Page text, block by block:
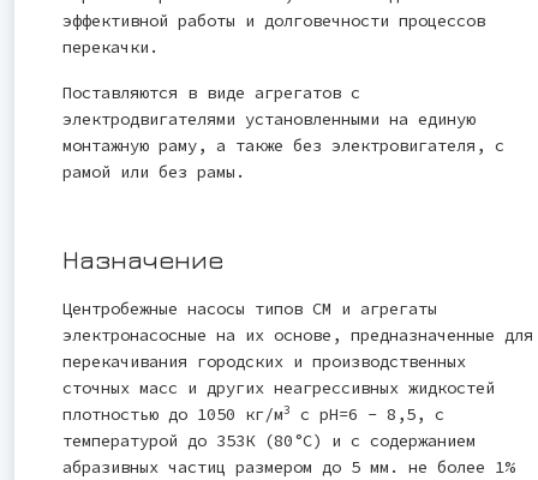
эффективной работы и долговечности процессов
перекачки.
Поставляются в виде агрегатов с
электродвигателями установленными на единую
монтажную раму, а также без электровигателя, с
рамой или без рамы.
Назначение
Центробежные насосы типов СМ и агрегаты
электронасосные на их основе, предназначенные для
перекачивания городских и производственных
сточных масс и других неагрессивных жидкостей
плотностью до 1050 кг/м3
с рН=6 - 8,5, с
температурой до 353К (80°С) и с содержанием
абразивных частиц размером до 5 мм. не более 1%